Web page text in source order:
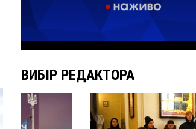
ВИБІР РЕДАКТОРА